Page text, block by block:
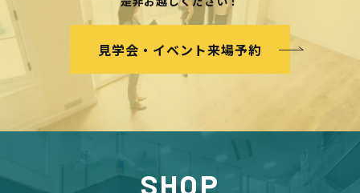
見学会・イベント来場予約
SHOP